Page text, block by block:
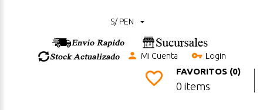
S/ PEN
Mi Cuenta Login
FAVORITOS (0)
0 items